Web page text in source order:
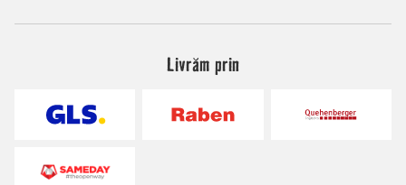
Livrăm prin